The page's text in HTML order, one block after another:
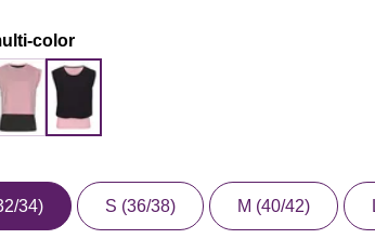
color
34) S (36/38) M (40/42)